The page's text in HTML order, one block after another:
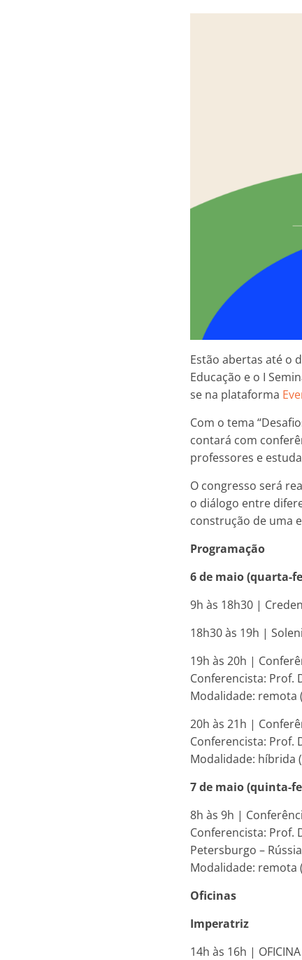
premiado na VIII SAPIENS
Estão abertas até o
Educação e o I
se na plataforma
Com o tema
contará com
professores e
O congresso será
o diálogo entre
construção de uma
Programação
6 de maio (quarta-
9h às 18h30 |
18h30 às 19h |
19h às 20h |
Conferencista: Prof.
Modalidade: remota
20h às 21h |
Conferencista: Prof.
Modalidade: híbrida
7 de maio (quinta-
8h às 9h |
Conferencista: Prof.
Petersburgo –
Modalidade: remota
Oficinas
Imperatriz
14h às 16h |